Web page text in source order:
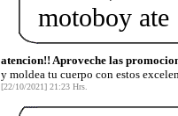
motoboy ate
atencion!! Aproveche las
y moldea tu cuerpo con estos
[22/10/2021] 21:23 Hrs.